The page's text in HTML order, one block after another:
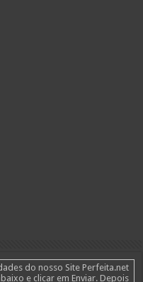
do nosso Site Perfeita.net
e clicar em Enviar. Depois